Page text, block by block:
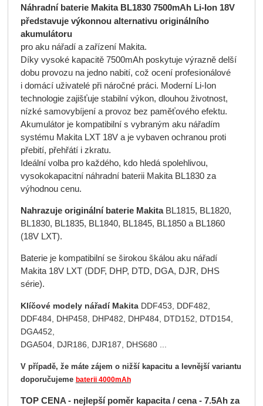
Náhradní baterie Makita BL1830 7500mAh Li-Ion 18V
představuje výkonnou alternativu originálního
akumulátoru
pro aku nářadí a zařízení Makita.
Díky vysoké kapacitě 7500mAh poskytuje výrazně delší
dobu provozu na jedno nabití, což ocení profesionálové
i domácí uživatelé při náročné práci. Moderní Li-Ion
technologie zajišťuje stabilní výkon, dlouhou životnost,
nízké samovybíjení a provoz bez paměťového efektu.
Akumulátor je kompatibilní s vybraným aku nářadím
systému Makita LXT 18V a je vybaven ochranou proti
přebití, přehřátí i zkratu.
Ideální volba pro každého, kdo hledá spolehlivou,
vysokokapacitní náhradní baterii Makita BL1830 za
výhodnou cenu.
Nahrazuje originální baterie MakitaBL1815, BL1820,
BL1830, BL1835, BL1840, BL1845, BL1850 a BL1860
(18V LXT).
Baterie je kompatibilní se širokou škálou aku nářadí
Makita 18V LXT (DDF, DHP, DTD, DGA, DJR, DHS
série).
Klíčové modely nářadí Makita DDF453, DDF482,
DDF484, DHP458, DHP482, DHP484, DTD152, DTD154,
DGA452,
DGA504, DJR186, DJR187, DHS680 ...
V případě, že máte zájem o nižší kapacitu a levnější variantu
doporučujeme baterii 4000mAh
TOP CENA - nejlepší poměr kapacita / cena - 7.5Ah za